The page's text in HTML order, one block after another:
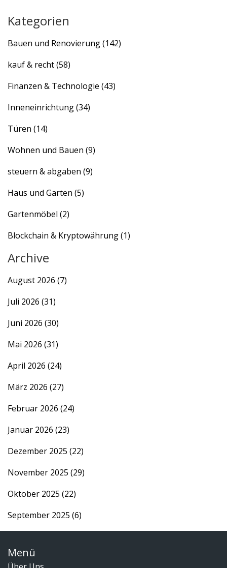
Kategorien
Bauen und Renovierung(142)
kauf & recht(58)
Finanzen & Technologie (43)
Inneneinrichtung(34)
Türen (14)
Wohnen und Bauen (9)
steuern & abgaben (9)
Haus und Garten (5)
Gartenmöbel (2)
Blockchain & Kryptowährung(1)
Archive
August 2026 (7)
Juli 2026 (31)
Juni 2026 (30)
Mai 2026 (31)
April 2026 (24)
März 2026 (27)
Februar 2026 (24)
Januar 2026 (23)
Dezember 2025 (22)
November 2025 (29)
Oktober 2025 (22)
September 2025 (6)
Menü